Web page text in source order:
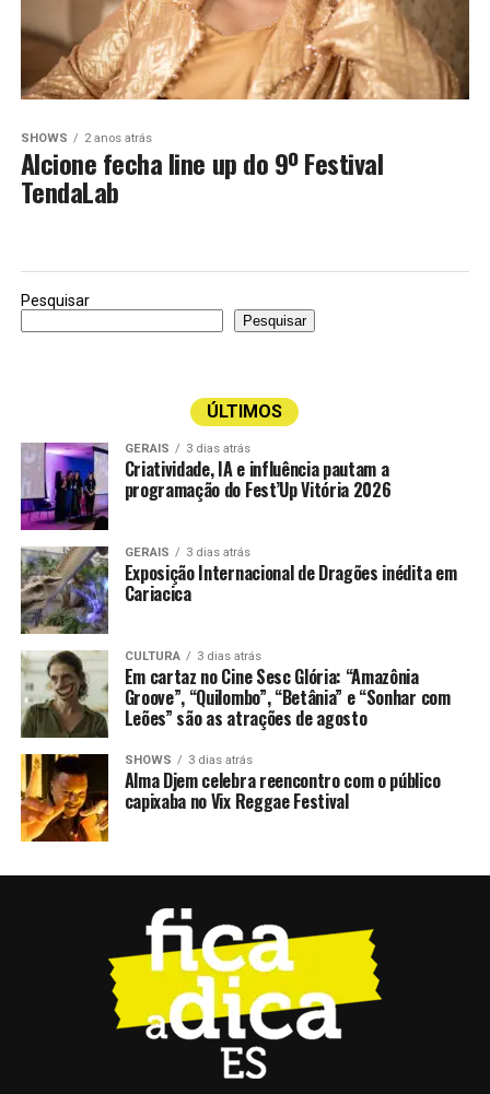
SHOWS 2 anos atrás
Alcione fecha line up do 9º Festival
TendaLab
Pesquisar
Pesquisar
ÚLTIMOS
GERAIS 3 dias atrás
Criatividade, IA e influência pautam a
programação do Fest’Up Vitória 2026
GERAIS 3 dias atrás
Exposição Internacional de Dragões inédita em
Cariacica
CULTURA 3 dias atrás
Em cartaz no Cine Sesc Glória: “Amazônia
Groove”, “Quilombo”, “Betânia” e “Sonhar com
Leões” são as atrações de agosto
SHOWS 3 dias atrás
Alma Djem celebra reencontro com o público
capixaba no Vix Reggae Festival